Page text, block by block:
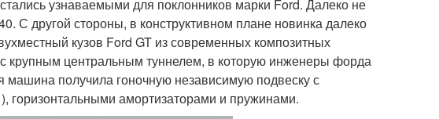
узнаваемыми для поклонников марки Ford. Далеко не
С другой стороны, в конструктивном плане новинка далеко
кузов Ford GT из современных композитных
крупным центральным туннелем, в которую инженеры форда
получила гоночную независимую подвеску с
амортизаторами и пружинами.